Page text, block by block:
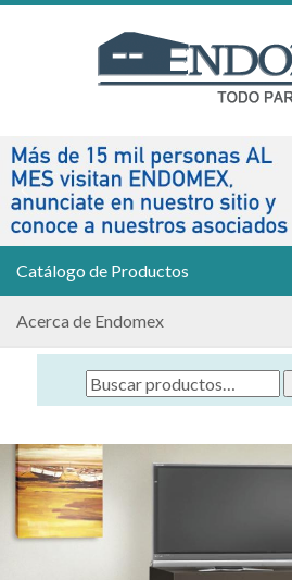
Catálogo de Productos
Acerca de Endomex